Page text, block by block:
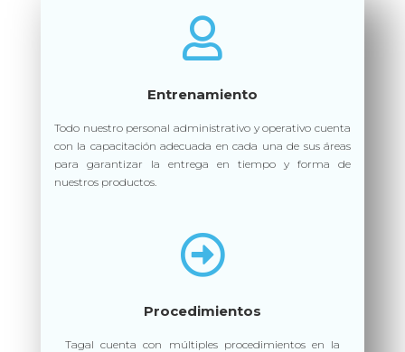
Entrenamiento
Todo nuestro personal administrativo y operativo cuenta
con la capacitación adecuada en cada una de sus áreas
para garantizar la entrega en tiempo y forma de
nuestros productos.
Procedimientos
Tagal cuenta con múltiples procedimientos en la